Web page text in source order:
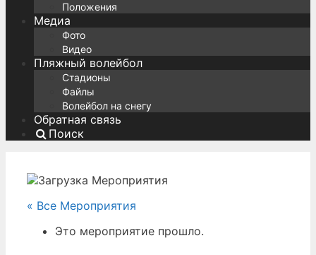
Положения
Медиа
Фото
Видео
Пляжный волейбол
Стадионы
Файлы
Волейбол на снегу
Обратная связь
Поиск
« Все Мероприятия
Это мероприятие прошло.